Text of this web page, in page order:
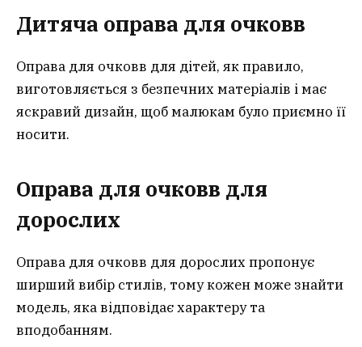
Дитяча оправа для очковв
Оправа для очковв для дітей, як правило,
виготовляється з безпечних матеріалів і має
яскравий дизайн, щоб малюкам було приємно її
носити.
Оправа для очковв для
дорослих
Оправа для очковв для дорослих пропонує
ширший вибір стилів, тому кожен може знайти
модель, яка відповідає характеру та
вподобанням.